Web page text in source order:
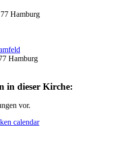
Hamburg
Hamburg
in dieser Kirche:
vor.
calendar